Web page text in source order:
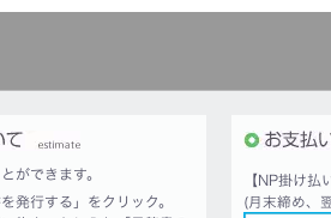
ができます。
発行する」をクリック。
【NP掛け払
(月末締め、